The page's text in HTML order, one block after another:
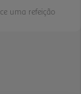
uma refeição